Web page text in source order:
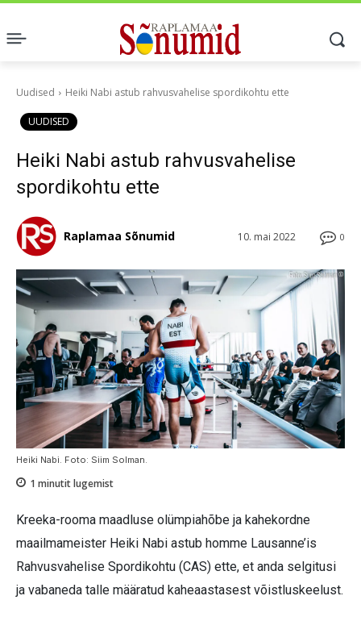
Uudised Heiki Nabi astub rahvusvahelise spordikohtu ette
UUDISED
Heiki Nabi astub rahvusvahelise
spordikohtu ette
0
10. mai 2022
Raplamaa Sõnumid
Heiki Nabi. Foto: Siim Solman.
1 minutit lugemist
Kreeka-rooma maadluse olümpiahõbe ja kahekordne
maailmameister Heiki Nabi astub homme Lausanne’is
Rahvusvahelise Spordikohtu (CAS) ette, et anda selgitusi
ja vabaneda talle määratud kaheaastasest võistluskeelust.